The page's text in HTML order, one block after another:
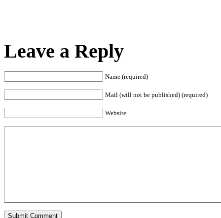
Leave a Reply
Name (required)
Mail (will not be published) (required)
Website